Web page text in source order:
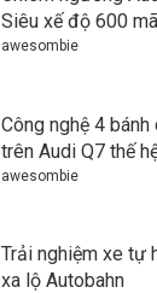
Siêu xế độ 600
awesombie
Công nghệ 4
trên Audi Q7 thế
awesombie
Trải nghiệm xe tự
xa lộ Autobahn